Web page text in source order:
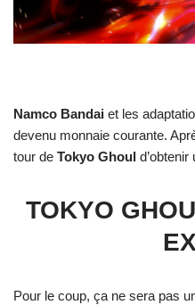
Namco Bandai et les
devenu monnaie courante.
tour de Tokyo Ghoul
TOKYO
Pour le coup, ça ne sera pas